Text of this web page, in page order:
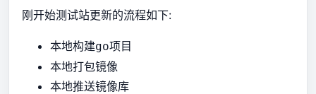
刚开始测试站更新的流程如下:
本地构建go项目
本地打包镜像
本地推送镜像库